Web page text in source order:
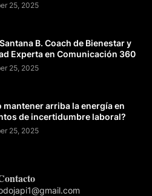
25, 2025
B. Coach de Bienestar y
Experta en Comunicación 360
25, 2025
mantener arriba la energía en
de incertidumbre laboral?
25, 2025